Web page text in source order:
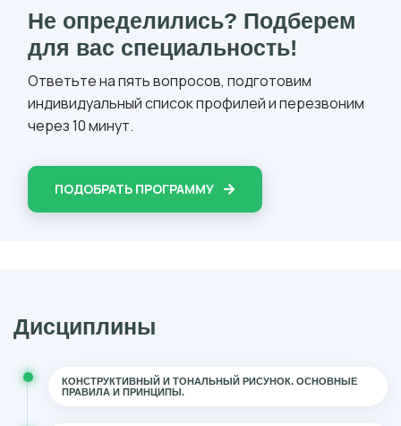
Не определились? Подберем
для вас специальность!
Ответьте на пять вопросов, подготовим
индивидуальный список профилей и перезвоним
через 10 минут.
ПОДОБРАТЬ ПРОГРАММУ
Дисциплины
КОНСТРУКТИВНЫЙ И ТОНАЛЬНЫЙ РИСУНОК. ОСНОВНЫЕ
ПРАВИЛА И ПРИНЦИПЫ.